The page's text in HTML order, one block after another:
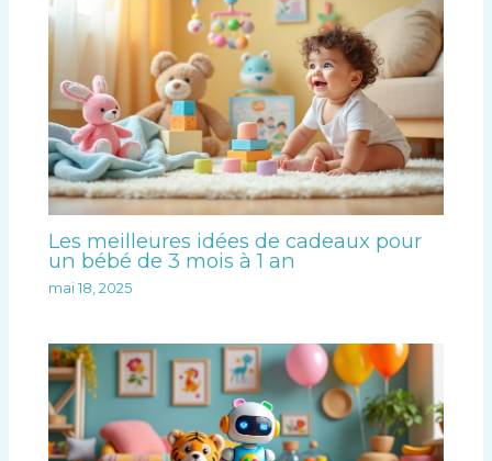
Les meilleures idées de cadeaux pour
un bébé de 3 mois à 1 an
mai 18, 2025